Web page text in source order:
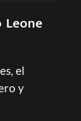
Leone
el
y